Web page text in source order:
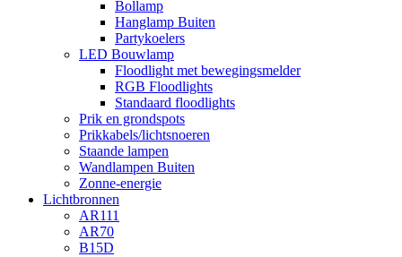
Bollamp
Hanglamp Buiten
Partykoelers
LED Bouwlamp
Floodlight met bewegingsmelder
RGB Floodlights
Standaard floodlights
Prik en grondspots
Prikkabels/lichtsnoeren
Staande lampen
Wandlampen Buiten
Zonne-energie
Lichtbronnen
AR111
AR70
B15D